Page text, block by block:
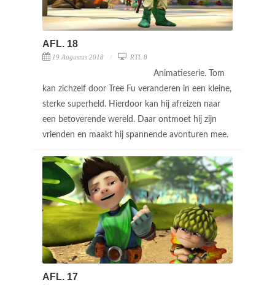
AFL. 18
19 Augustus 2018 RTL 8
Animatieserie. Tom
kan zichzelf door Tree Fu veranderen in een kleine,
sterke superheld. Hierdoor kan hij afreizen naar
een betoverende wereld. Daar ontmoet hij zijn
vrienden en maakt hij spannende avonturen mee.
AFL. 17